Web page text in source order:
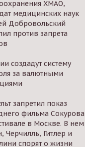
ХМАО,
медицинских наук
Добровольский
против запрета
создадут систему
за валютными
запретил показ
фильма Сокурова
в Москве. В нем
Черчилль, Гитлер и
спорят о жизни